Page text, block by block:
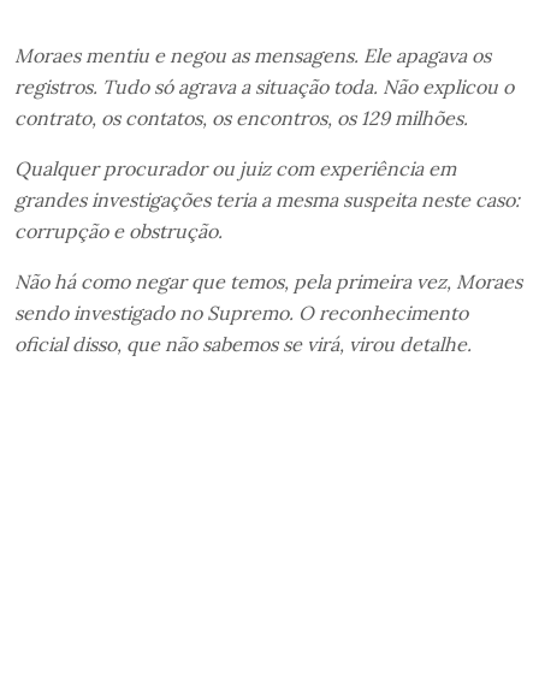
Moraes mentiu e negou as mensagens. Ele apagava os
registros. Tudo só agrava a situação toda. Não explicou o
contrato, os contatos, os encontros, os 129 milhões.
Qualquer procurador ou juiz com experiência em
grandes investigações teria a mesma suspeita neste caso:
corrupção e obstrução.
Não há como negar que temos, pela primeira vez, Moraes
sendo investigado no Supremo. O reconhecimento
oficial disso, que não sabemos se virá, virou detalhe.